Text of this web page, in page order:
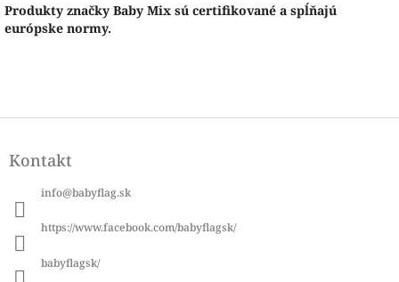
Produkty značky Baby Mix sú certifikované a spĺňajú
európske normy.
Z
pKontakt
info@babyflag.sk
https://www.facebook.com/babyflagsk/
babyflagsk/